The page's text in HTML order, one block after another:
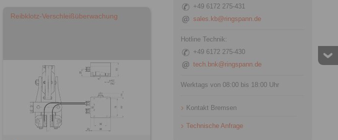
Reibklotz-Verschleißüberwachung
+49 6172 275-431
sales.kb@ringspann.de
Hotline Technik:
+49 6172 275-430
tech.bnk@ringspann.de
Werktags von 08:00 bis 18:00 Uhr
Kontakt Bremsen
Technische Anfrage